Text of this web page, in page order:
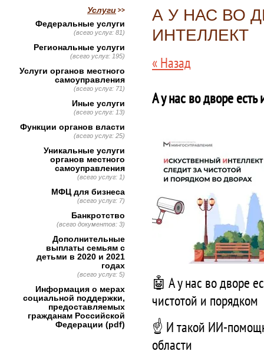
А У НАС ВО
ИНТЕЛЛЕКТ
« Назад
А у нас во дворе есть
🤖 А у нас во дворе
чистотой и порядком
☝️ И такой ИИ-
области
Услуги
Федеральные услуги
(всего услуг: 81)
Региональные услуги
(всего услуг: 195)
Услуги органов местного
самоуправления
(всего услуг: 71)
Иные услуги
(всего услуг: 13)
Функции органов власти
(всего услуг: 25)
Уникальные услуги
органов местного
самоуправления
(всего услуг: 1)
МФЦ для бизнеса
(всего услуг: 7)
Банкротство
(всего документов: 3)
Дополнительные
выплаты семьям с
детьми в 2020 и 2021
годах
(всего услуг: 5)
Информация о мерах
социальной поддержки,
предоставляемых
гражданам Российской
Федерации (pdf)